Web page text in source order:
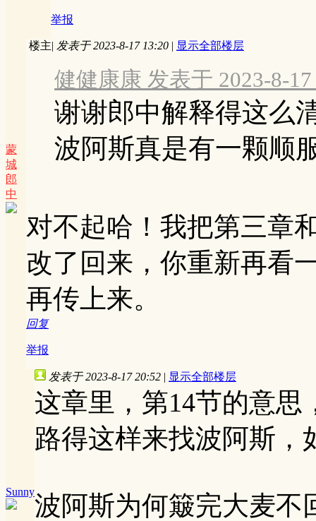
举报
蒙
城
郎
中
楼主| 发表于 2023-8-17 13:20 | 显示全部楼层
健健康康 发表于 2023-8-17
谢谢郎中解释得这么
波阿斯真是有一颗顺
对不起哈！我把第三章
改了回来，你重新再看
再传上来。
回复
举报
Sunny
发表于 2023-8-17 20:52 | 显示全部楼层
这章里，第14节的意
路得这样来找波阿斯，
波阿斯为何簸完大麦不